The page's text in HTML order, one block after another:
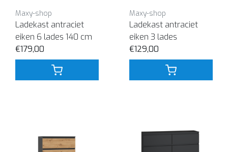
Maxy-shop
Ladekast antraciet
eiken 6 lades 140 cm
€179,00
Maxy-shop
Ladekast antraciet
eiken 3 lades
€129,00